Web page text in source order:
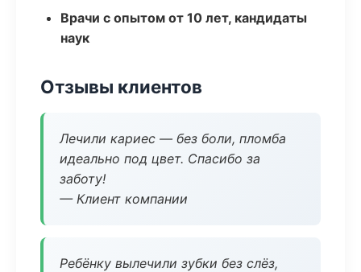
Врачи с опытом от 10 лет, кандидаты
наук
Отзывы клиентов
Лечили кариес — без боли, пломба
идеально под цвет. Спасибо за
заботу!
— Клиент компании
Ребёнку вылечили зубки без слёз,